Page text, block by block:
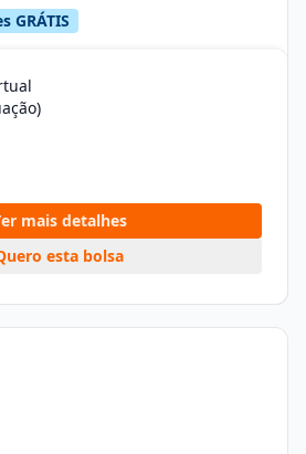
GRÁTIS
mais detalhes
esta bolsa